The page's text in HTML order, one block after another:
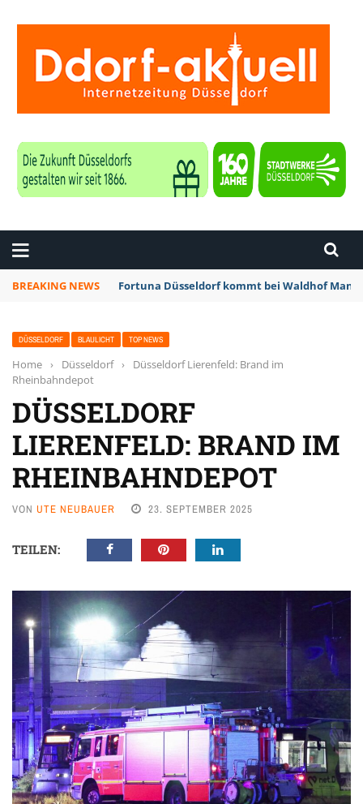
BREAKING NEWS Fortuna Düsseldorf kommt bei Waldhof
DÜSSELDORF BLAULICHT TOP NEWS
Home › Düsseldorf ›
Düsseldorf Lierenfeld: Brand im
Rheinbahndepot
DÜSSELDORF
LIERENFELD: BRAND IM
RHEINBAHNDEPOT
VON UTE NEUBAUER 23. SEPTEMBER 2025
TEILEN: